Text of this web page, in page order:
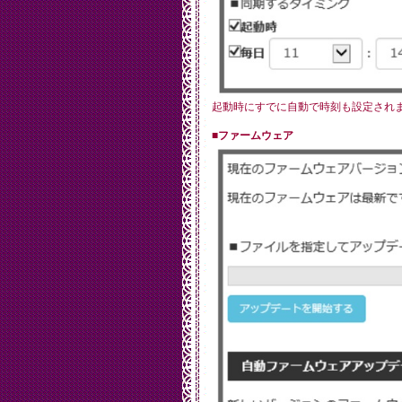
起動時にすでに自動で時刻も設定され
■ファームウェア